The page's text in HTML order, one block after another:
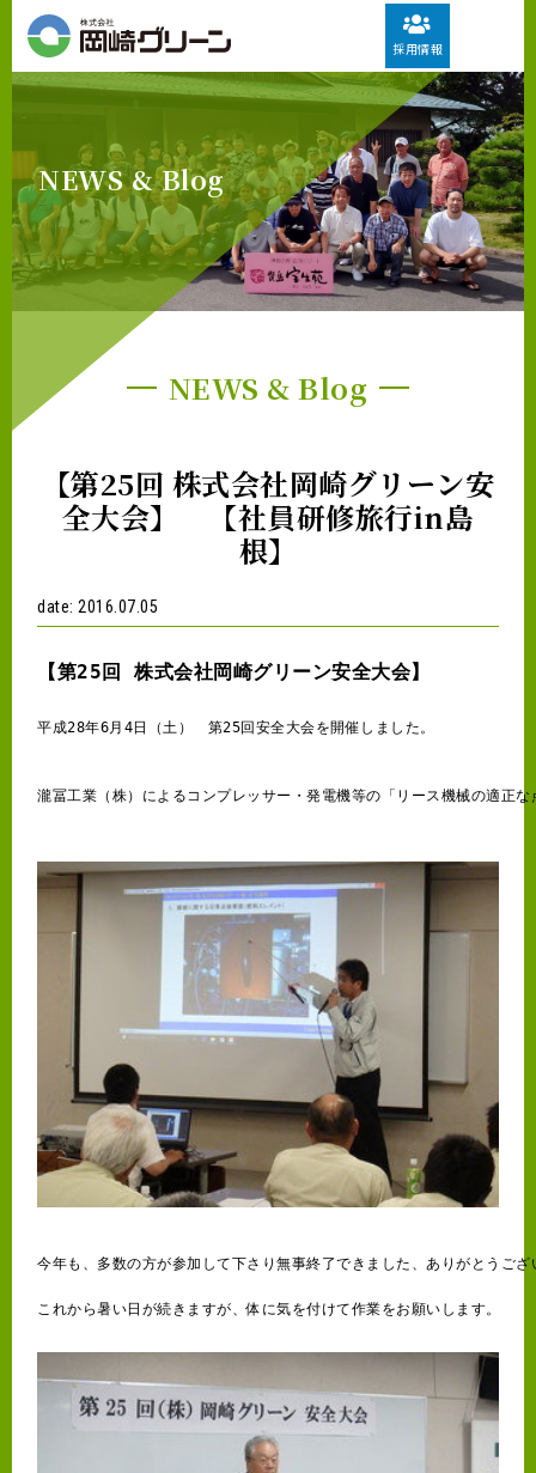
採用情報
NEWS & Blog
NEWS & Blog
【第25回 株式会社岡崎グリーン安
全大会】 【社員研修旅行in島
根】
date: 2016.07.05
【第25回 株式会社岡崎グリーン安全大会】
平成28年6月4日（土）　第25回安全大会を開催しました。
瀧冨工業（株）によるコンプレッサー・発電機等の「リース機械の適正な
今年も、多数の方が参加して下さり無事終了できました、ありがとうござ
これから暑い日が続きますが、体に気を付けて作業をお願いします。